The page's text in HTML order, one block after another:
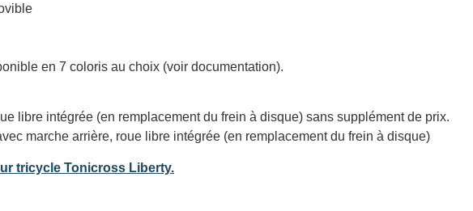
en 7 coloris au choix (voir documentation).
libre intégrée (en remplacement du frein à disque) sans supplément de prix.
marche arrière, roue libre intégrée (en remplacement du frein à disque)
tricycle Tonicross Liberty.